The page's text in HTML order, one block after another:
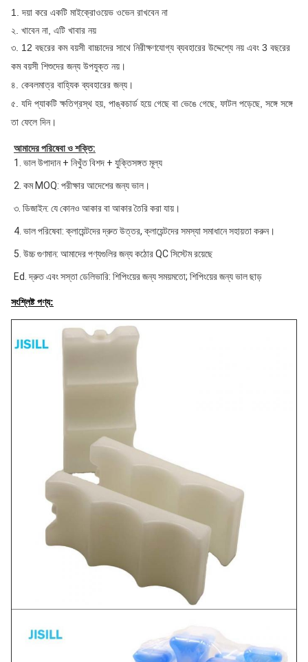
1. দয়া করে একটি মাইক্রোওয়েভ ওভেন রাখবেন না
২. খাবেন না, এটি খাবার নয়
৩. 12 বছরের কম বয়সী বাচ্চাদের সাথে নিরীক্ষণযোগ্য ব্যবহারের উদ্দেশ্যে নয় এবং 3 বছরের
কম বয়সী শিশুদের জন্য উপযুক্ত নয়।
৪. কেবলমাত্র বাহ্যিক ব্যবহারের জন্য।
৫. যদি প্যাকটি ক্ষতিগ্রস্থ হয়, পাঙ্কচার্ড হয়ে গেছে বা ভেঙে গেছে, ফাটল পড়েছে, সঙ্গে সঙ্গে
তা ফেলে দিন।
আমাদের পরিষেবা ও শক্তি:
1. ভাল উপাদান + নিখুঁত বিশদ + যুক্তিসঙ্গত মূল্য
2. কম MOQ: পরীক্ষার আদেশের জন্য ভাল।
৩. ডিজাইন: যে কোনও আকার বা আকার তৈরি করা যায়।
4. ভাল পরিষেবা: ক্লায়েন্টদের দ্রুত উত্তর, ক্লায়েন্টদের সমস্যা সমাধানে সহায়তা করুন।
5. উচ্চ গুণমান: আমাদের পণ্যগুলির জন্য কঠোর QC সিস্টেম রয়েছে
Ed. দ্রুত এবং সস্তা ডেলিভারি: শিপিংয়ের জন্য সময়মতো; শিপিংয়ের জন্য ভাল ছাড়
সংশ্লিষ্ট পণ্য: